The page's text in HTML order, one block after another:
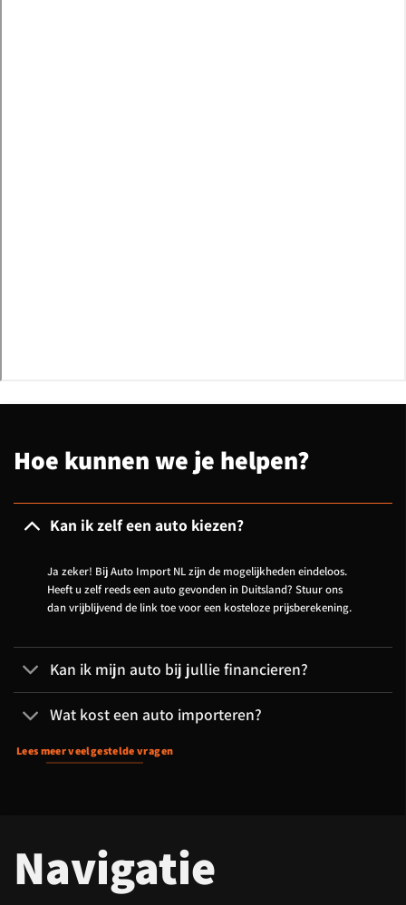
Hoe kunnen we je helpen?
Kan ik zelf een auto kiezen?
Ja zeker! Bij Auto Import NL zijn de mogelijkheden eindeloos.
Heeft u zelf reeds een auto gevonden in Duitsland? Stuur ons
dan vrijblijvend de link toe voor een kosteloze prijsberekening.
Kan ik mijn auto bij jullie financieren?
Wat kost een auto importeren?
Lees meer veelgestelde vragen
Navigatie